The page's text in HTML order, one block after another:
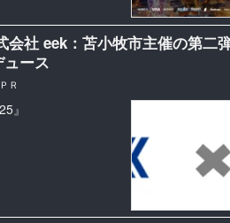
会社 eek：苫小牧市主催の第二
ース
Ｒ
』